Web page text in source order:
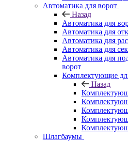
Автоматика для ворот
Назад
Автоматика для
Автоматика для
Автоматика для
Автоматика для
Автоматика для
ворот
Комплектующие
Назад
Шлагбаумы